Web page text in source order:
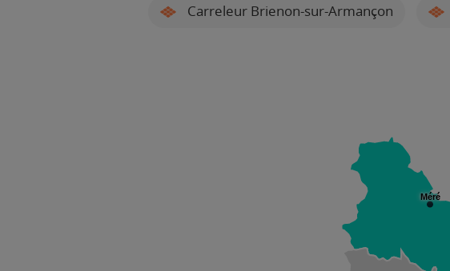
Carreleur Brienon-sur-Armançon
Méré